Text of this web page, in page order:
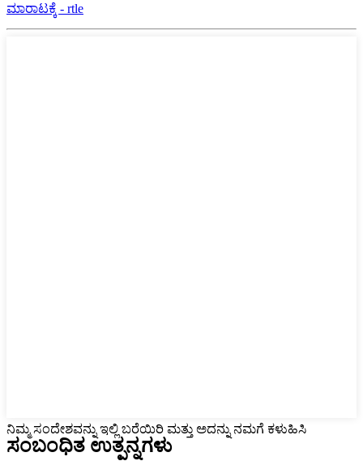
ಮಾರಾಟಕ್ಕೆ - rtle
ನಿಮ್ಮ ಸಂದೇಶವನ್ನು ಇಲ್ಲಿ ಬರೆಯಿರಿ ಮತ್ತು ಅದನ್ನು ನಮಗೆ ಕಳುಹಿಸಿ
ಸಂಬಂಧಿತ ಉತ್ಪನ್ನಗಳು